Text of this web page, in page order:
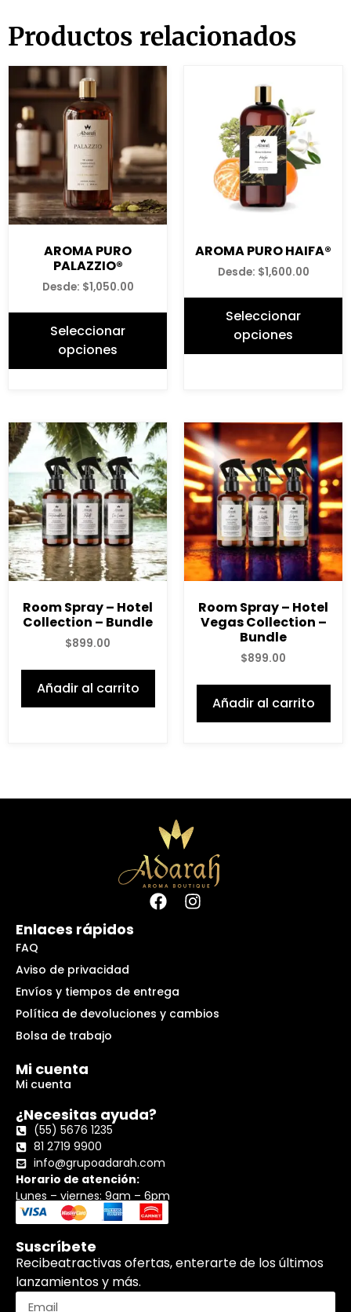
Productos relacionados
AROMA PURO
PALAZZIO®
Desde: $1,050.00
Seleccionar
opciones
AROMA PURO HAIFA®
Desde: $1,600.00
Seleccionar
opciones
Room Spray – Hotel
Collection – Bundle
$899.00
Añadir al carrito
Room Spray – Hotel
Vegas Collection –
Bundle
$899.00
Añadir al carrito
Enlaces rápidos
FAQ
Aviso de privacidad
Envíos y tiempos de entrega
Política de devoluciones y cambios
Bolsa de trabajo
Mi cuenta
Mi cuenta
¿Necesitas ayuda?
(55) 5676 1235
81 2719 9900
info@grupoadarah.com
Horario de atención:
Lunes – viernes: 9am – 6pm
Suscríbete
Recibeatractivas ofertas, enterarte de los últimos
lanzamientos y más.